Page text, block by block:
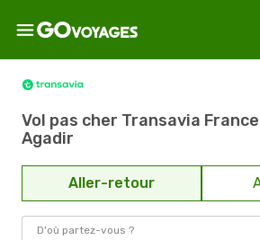
Vol pas cher Transavia
Agadir
Aller-retour
D'où partez-vous ?